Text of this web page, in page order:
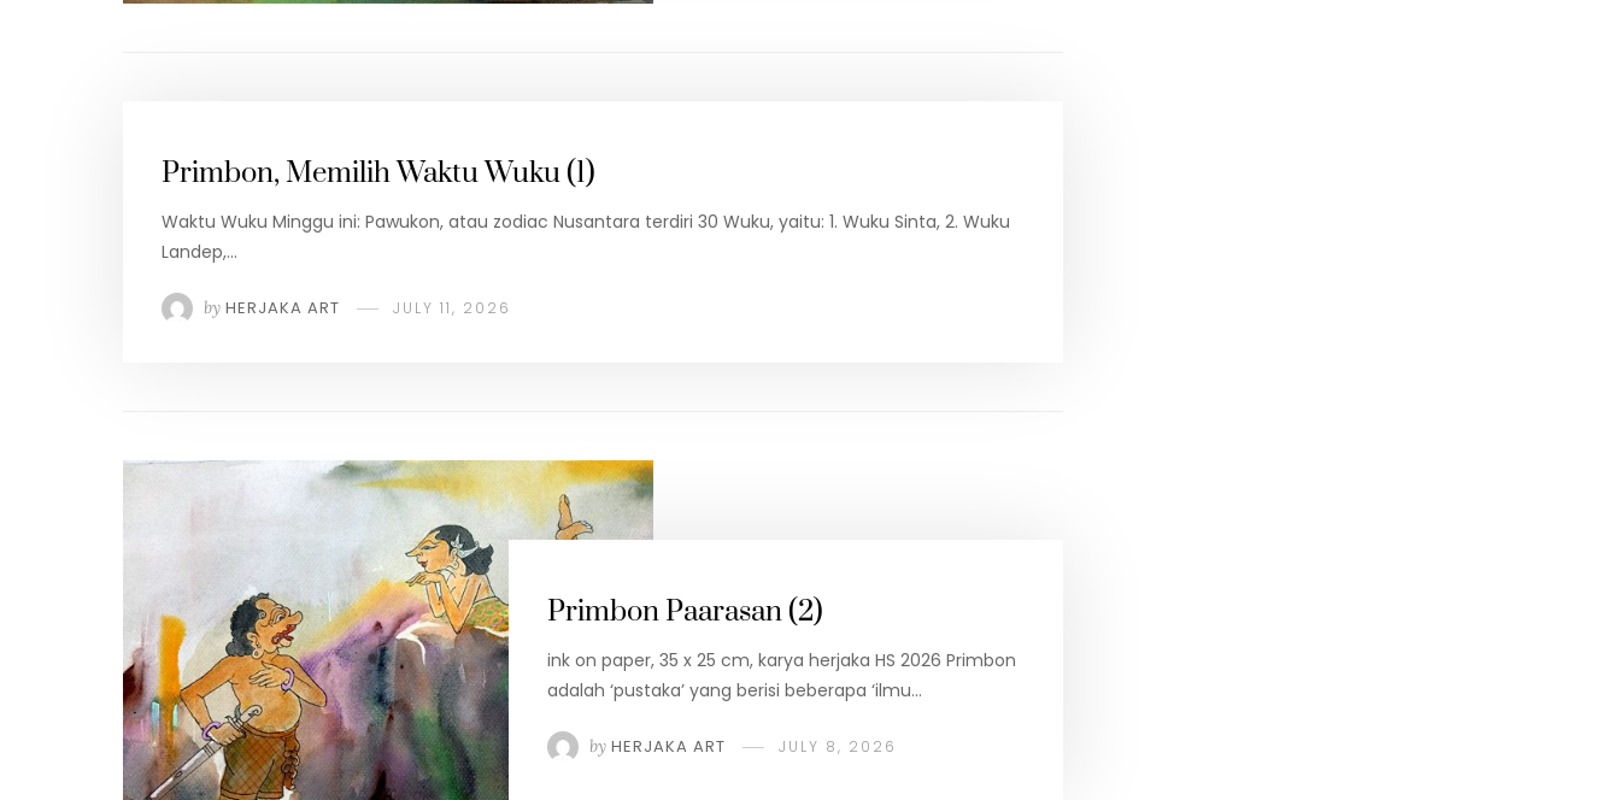
Primbon, Memilih Waktu Wuku (1)
Waktu Wuku Minggu ini: Pawukon, atau zodiac Nusantara terdiri 30 Wuku, yaitu: 1. Wuku Sinta, 2. Wuku
Landep,…
by HERJAKA ART JULY 11, 2026
Primbon Paarasan (2)
ink on paper, 35 x 25 cm, karya herjaka HS 2026 Primbon
adalah ‘pustaka’ yang berisi beberapa ‘ilmu…
by HERJAKA ART JULY 8, 2026